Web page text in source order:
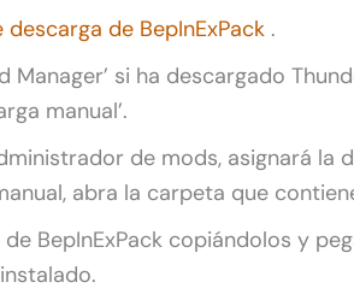
descarga de BepInExPack .
Manager’ si ha descargado
manual’.
de mods, asignará la
abra la carpeta que
BepInExPack copiándolos y